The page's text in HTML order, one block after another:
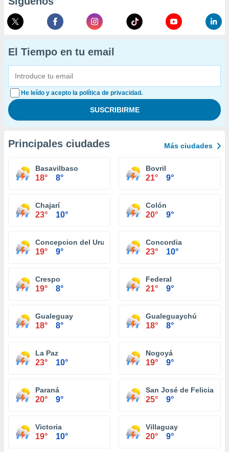
El Tiempo en tu email
He leído y acepto la política de privacidad.
Principales ciudades Más ciudades
Basavilbaso
18° 8°
Bovril
21° 9°
Chajarí
23° 10°
Colón
20° 9°
Concepcion del Uruguay
19° 9°
Concordia
23° 10°
Crespo
19° 8°
Federal
21° 9°
Gualeguay
18° 8°
Gualeguaychú
18° 8°
La Paz
23° 10°
Nogoyá
19° 9°
Paraná
20° 9°
San José de Feliciano
25° 9°
Victoria
19° 10°
Villaguay
20° 9°